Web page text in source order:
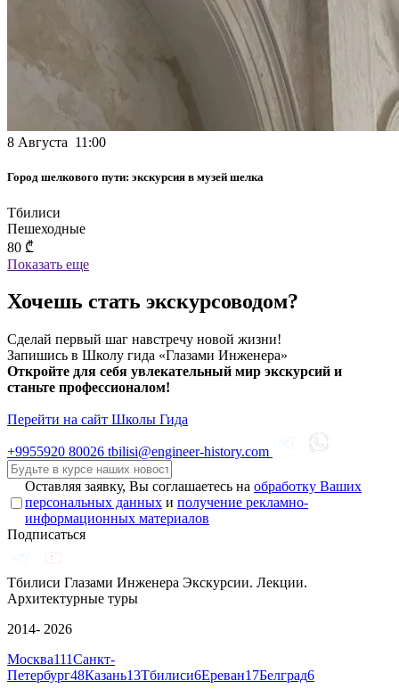
8 Августа 11:00
Город шелкового пути: экскурсия в музей шелка
Тбилиси
Пешеходные
80 ₾
Показать еще
Хочешь стать экскурсоводом?
Сделай первый шаг навстречу новой жизни!
Запишись в Школу гида «Глазами Инженера»
Откройте для себя увлекательный мир экскурсий и
станьте профессионалом!
Перейти на сайт Школы Гида
+9955920 80026 tbilisi@engineer-history.com
Оставляя заявку, Вы соглашаетесь на обработку Ваших
персональных данных и получение рекламно-
информационных материалов
Подписаться
Тбилиси Глазами Инженера Экскурсии. Лекции.
Архитектурные туры
2014- 2026
Москва111Санкт-
Петербург48Казань13Тбилиси6Ереван17Белград6